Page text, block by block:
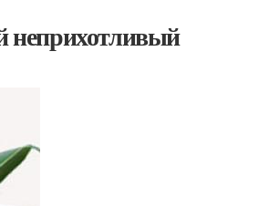
неприхотливый